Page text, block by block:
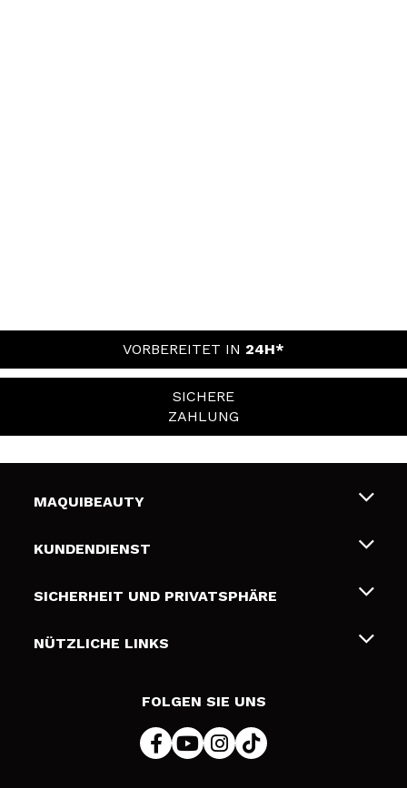
VORBEREITET IN 24H*
SICHERE
ZAHLUNG
MAQUIBEAUTY
Über uns
Geschenkkarten
KUNDENDIENST
Liefer- und Versandkosten
Zahlung
SICHERHEIT UND PRIVATSPHÄRE
Bedingungen und Datenschutz
NÜTZLICHE LINKS
FOLGEN SIE UNS